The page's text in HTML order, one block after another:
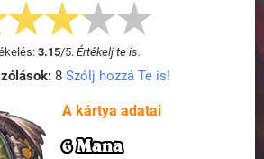
3.15/5. Értékelj te is.
8 Szólj hozzá Te is!
A kártya adatai
6 Mana